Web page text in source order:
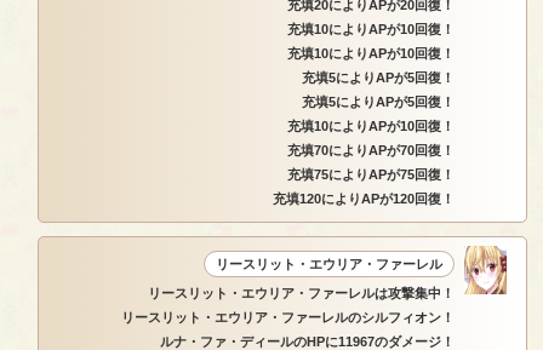
充填20によりAPが20回復！
充填10によりAPが10回復！
充填10によりAPが10回復！
充填5によりAPが5回復！
充填5によりAPが5回復！
充填10によりAPが10回復！
充填70によりAPが70回復！
充填75によりAPが75回復！
充填120によりAPが120回復！
リースリット・エウリア・ファーレル
リースリット・エウリア・ファーレルは攻撃集中！
リースリット・エウリア・ファーレルのシルフィオン！
ルナ・ファ・ディールのHPに11967のダメージ！